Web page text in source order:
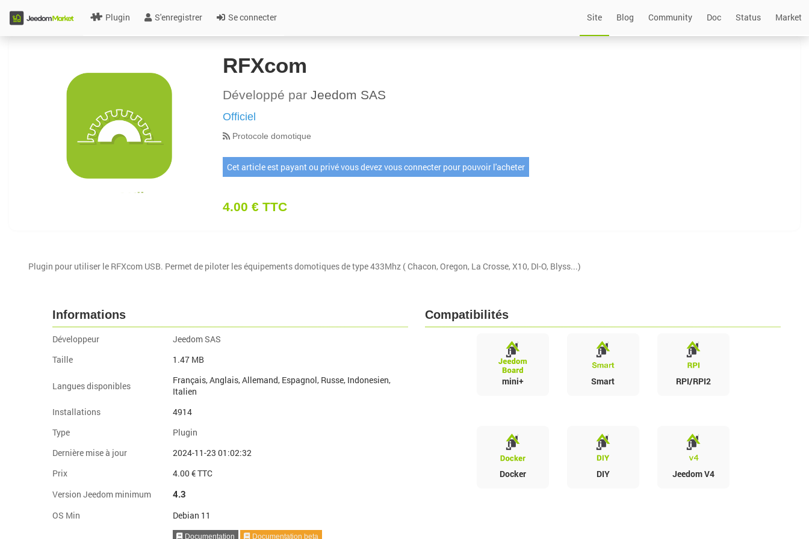
Plugin S'enregistrer Se connecter Site Blog Community Doc Status Market
RFXcom
Développé par Jeedom SAS
Officiel
Protocole domotique
Cet article est payant ou privé vous devez vous connecter pour pouvoir l'acheter
4.00 € TTC
Plugin pour utiliser le RFXcom USB. Permet de piloter les équipements domotiques de type 433Mhz ( Chacon, Oregon, La Crosse, X10, DI-O, Blyss...)
Informations
Développeur
Jeedom SAS
Taille
1.47 MB
Langues disponibles
Français, Anglais, Allemand, Espagnol, Russe, Indonesien,
Italien
Installations
4914
Type
Plugin
Dernière mise à jour
2024-11-23 01:02:32
Prix
4.00 € TTC
Version Jeedom minimum
4.3
OS Min Debian 11
Documentation Documentation beta
Compatibilités
mini+ Smart RPI/RPI2
Docker DIY Jeedom V4